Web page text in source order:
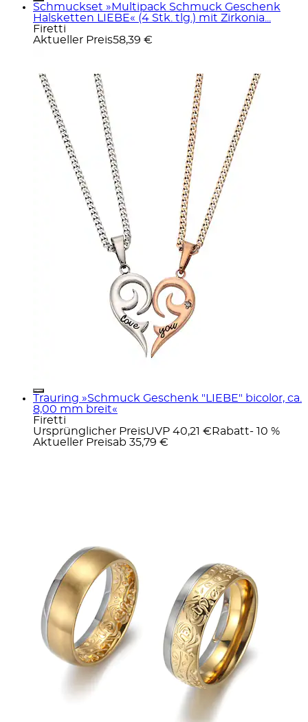
Schmuckset »Multipack Schmuck Geschenk
Halsketten LIEBE« (4 Stk. tlg.) mit Zirkonia...
Firetti
Aktueller Preis58,39 €
Trauring »Schmuck Geschenk "LIEBE" bicolor, ca.
8,00 mm breit«
Firetti
Ursprünglicher PreisUVP 40,21 € Rabatt- 10 %
Aktueller Preisab 35,79 €